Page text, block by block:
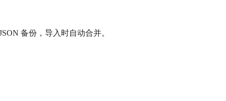
备份，导入时自动合并。